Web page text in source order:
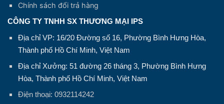
Chính sách đổi trả hàng
CÔNG TY TNHH SX THƯƠNG MẠI IPS
Địa chỉ VP: 16/20 Đường số 16, Phường Bình Hưng Hòa,
Thành phố Hồ Chí Minh, Việt Nam
Địa chỉ Xưởng: 51 đường 26 tháng 3, Phường Bình Hưng
Hòa, Thành phố Hồ Chí Minh, Việt Nam
Điện thoại: 0932114242